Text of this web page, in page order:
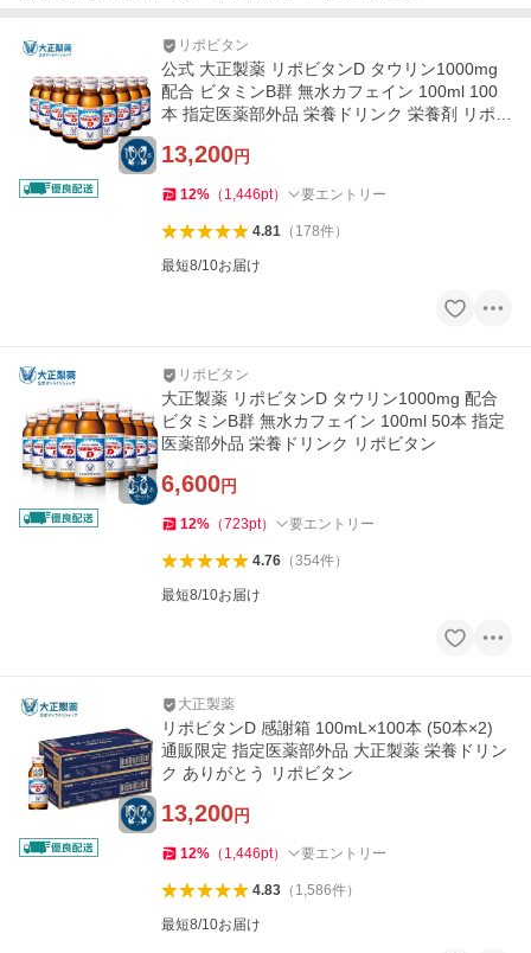
リポビタン
公式 大正製薬 リポビタンD タウリン1000mg
配合 ビタミンB群 無水カフェイン 100ml 100
本 指定医薬部外品 栄養ドリンク 栄養剤 リポビ
13,200円
12% （ 1,446pt） 要エントリー
4.81（ 178件）
最短8/10お届け
リポビタン
大正製薬 リポビタンD タウリン1000mg 配合
ビタミンB群 無水カフェイン 100ml 50本 指定
医薬部外品 栄養ドリンク リポビタン
6,600円
12% （723pt） 要エントリー
4.76（354件）
最短8/10お届け
大正製薬
リポビタンD 感謝箱 100mL×100本 (50本×2)
通販限定 指定医薬部外品 大正製薬 栄養ドリン
ク ありがとう リポビタン
13,200円
12% （ 1,446pt） 要エントリー
4.83（ 1,586件）
最短8/10お届け